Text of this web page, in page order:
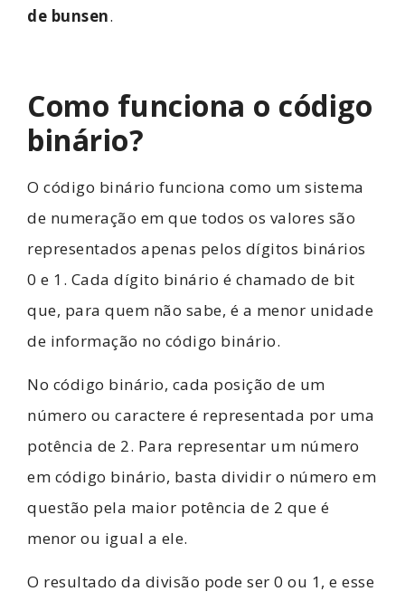
de bunsen.
Como funciona o código
binário?
O código binário funciona como um sistema
de numeração em que todos os valores são
representados apenas pelos dígitos binários
0 e 1. Cada dígito binário é chamado de bit
que, para quem não sabe, é a menor unidade
de informação no código binário.
No código binário, cada posição de um
número ou caractere é representada por uma
potência de 2. Para representar um número
em código binário, basta dividir o número em
questão pela maior potência de 2 que é
menor ou igual a ele.
O resultado da divisão pode ser 0 ou 1, e esse